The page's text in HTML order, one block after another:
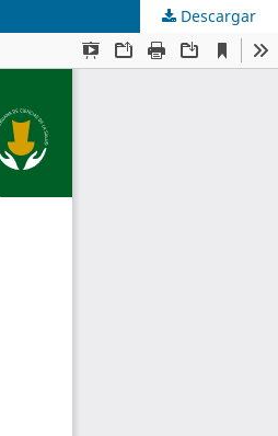
Descargar